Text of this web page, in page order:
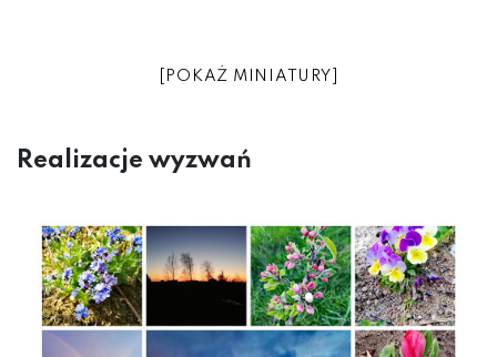
[POKAŻ MINIATURY]
Realizacje wyzwań